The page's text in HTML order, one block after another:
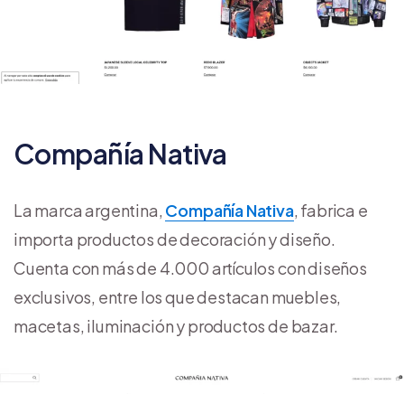
Compañía Nativa
La marca argentina, Compañía Nativa, fabrica e
importa productos de decoración y diseño.
Cuenta con más de 4.000 artículos con diseños
exclusivos, entre los que destacan muebles,
macetas, iluminación y productos de bazar.